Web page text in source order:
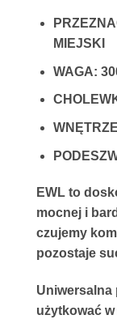
MIEJSKI
WAGA:
EWL to
mocnej i
czujemy
pozostaje
Uniwersalna
użytkować